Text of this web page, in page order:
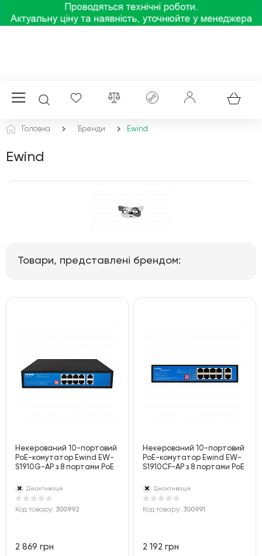
Головна Бренди Ewind
Ewind
Товари, представлені брендом:
Некерований 10-портовий
PoE-комутатор Ewind EW-
S1910G-AP з 8 портами PoE
Деактивація
Код товару: 300992
2 869 грн
Некерований 10-портовий
PoE-комутатор Ewind EW-
S1910CF-AP з 8 портами PoE
Деактивація
Код товару: 300991
2 192 грн